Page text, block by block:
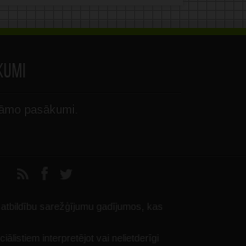
pasākumi.
sarežģījumu gadījumos, kas